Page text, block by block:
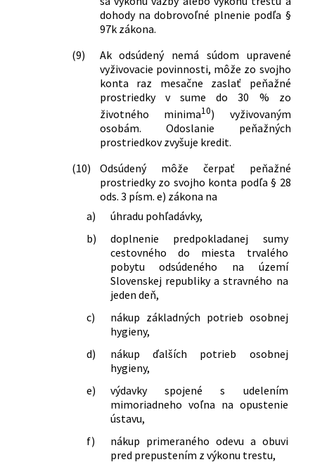
dohody na dobrovoľné plnenie podľa §
97k zákona.
(9)
Ak odsúdený nemá súdom upravené
vyživovacie povinnosti, môže zo svojho
konta raz mesačne zaslať peňažné
prostriedky v sume do 30 % zo
životného minima10) vyživovaným
osobám. Odoslanie peňažných
prostriedkov zvyšuje kredit.
(10)
Odsúdený môže čerpať peňažné
prostriedky zo svojho konta podľa § 28
ods. 3 písm. e) zákona na
a)
úhradu pohľadávky,
b)
doplnenie predpokladanej sumy
cestovného do miesta trvalého
pobytu odsúdeného na území
Slovenskej republiky a stravného na
jeden deň,
c)
nákup základných potrieb osobnej
hygieny,
d)
nákup ďalších potrieb osobnej
hygieny,
e)
výdavky spojené s udelením
mimoriadneho voľna na opustenie
ústavu,
f)
nákup primeraného odevu a obuvi
pred prepustením z výkonu trestu,